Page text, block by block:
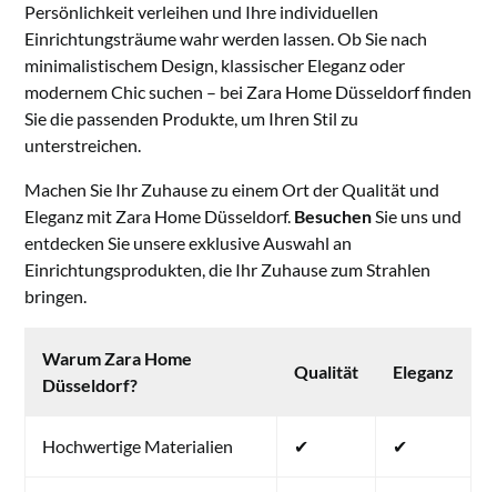
Persönlichkeit verleihen und Ihre individuellen
Einrichtungsträume wahr werden lassen. Ob Sie nach
minimalistischem Design, klassischer Eleganz oder
modernem Chic suchen – bei Zara Home Düsseldorf finden
Sie die passenden Produkte, um Ihren Stil zu
unterstreichen.
Machen Sie Ihr Zuhause zu einem Ort der Qualität und
Eleganz mit Zara Home Düsseldorf. BesuchenSie uns und
entdecken Sie unsere exklusive Auswahl an
Einrichtungsprodukten, die Ihr Zuhause zum Strahlen
bringen.
Warum Zara Home
Düsseldorf?
Qualität Eleganz
Hochwertige Materialien ✔ ✔